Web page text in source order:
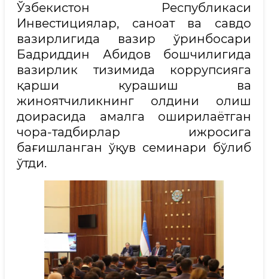
Ўзбекистон Республикаси
Инвестициялар, саноат ва савдо
вазирлигида вазир ўринбосари
Бадриддин Абидов бошчилигида
вазирлик тизимида коррупсияга
қарши курашиш ва
жиноятчиликнинг олдини олиш
доирасида амалга оширилаётган
чора-тадбирлар ижросига
бағишланган ўқув семинари бўлиб
ўтди.